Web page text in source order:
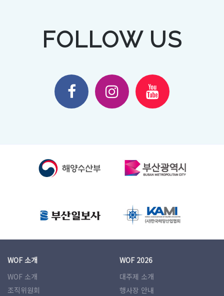
FOLLOW US
WOF 소개
WOF 소개
조직위원회
WOF 2026
대주제 소개
행사장 안내